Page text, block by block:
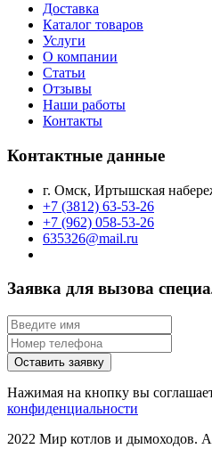
Доставка
Каталог товаров
Услуги
О компании
Статьи
Отзывы
Наши работы
Контакты
Контактные данные
г. Омск, Иртышская
+7 (3812) 63-53-26
+7 (962) 058-53-26
635326@mail.ru
Заявка для вызова
Оставить заявку
Нажимая на кнопку вы
конфиденциальности
2022 Мир котлов и дымоходов.